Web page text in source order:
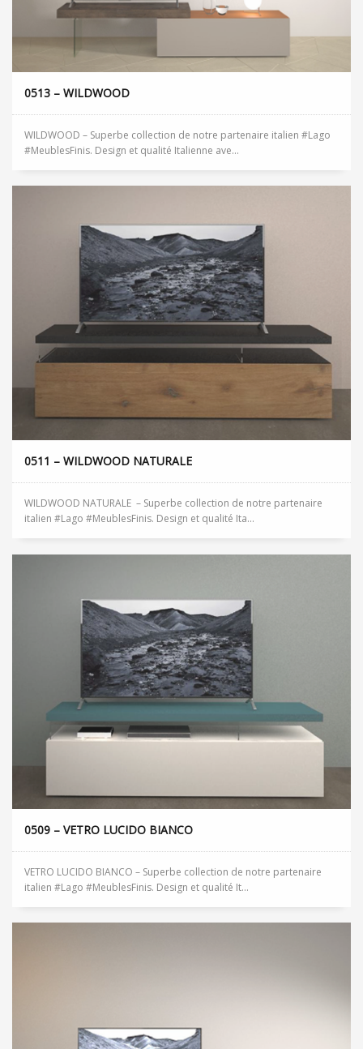
0513 – WILDWOOD
WILDWOOD – Superbe collection de notre partenaire italien #Lago
#MeublesFinis. Design et qualité Italienne ave...
0511 – WILDWOOD NATURALE
WILDWOOD NATURALE – Superbe collection de notre partenaire
italien #Lago #MeublesFinis. Design et qualité Ita...
0509 – VETRO LUCIDO BIANCO
VETRO LUCIDO BIANCO – Superbe collection de notre partenaire
italien #Lago #MeublesFinis. Design et qualité It...